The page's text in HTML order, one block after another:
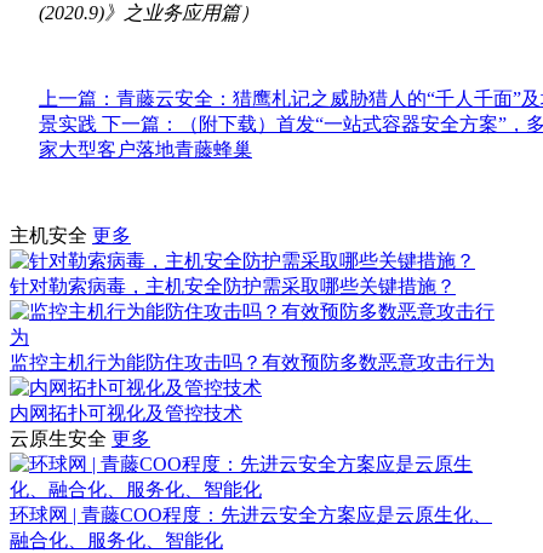
(2020.9)》之业务应用篇）
上一篇：青藤云安全：猎鹰札记之威胁猎人的“千人千面”
景实践 下一篇：（附下载）首发“一站式容器安全方案”，
家大型客户落地青藤蜂巢
主机安全 更多
针对勒索病毒，主机安全防护需采取哪些关键措施？
监控主机行为能防住攻击吗？有效预防多数恶意攻击行为
内网拓扑可视化及管控技术
云原生安全 更多
环球网 | 青藤COO程度：先进云安全方案应是云原生化、
融合化、服务化、智能化